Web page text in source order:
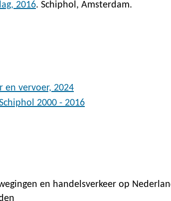
2016. Schiphol, Amsterdam.
en vervoer, 2024
2000 - 2016
en handelsverkeer op